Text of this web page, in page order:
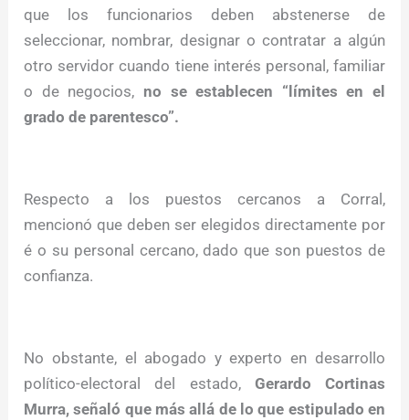
que los funcionarios deben abstenerse de
seleccionar, nombrar, designar o contratar a algún
otro servidor cuando tiene interés personal, familiar
o de negocios, no se establecen “límites en el
grado de parentesco”.
Respecto a los puestos cercanos a Corral,
mencionó que deben ser elegidos directamente por
é o su personal cercano, dado que son puestos de
confianza.
No obstante, el abogado y experto en desarrollo
político-electoral del estado, Gerardo Cortinas
Murra, señaló que más allá de lo que estipulado en